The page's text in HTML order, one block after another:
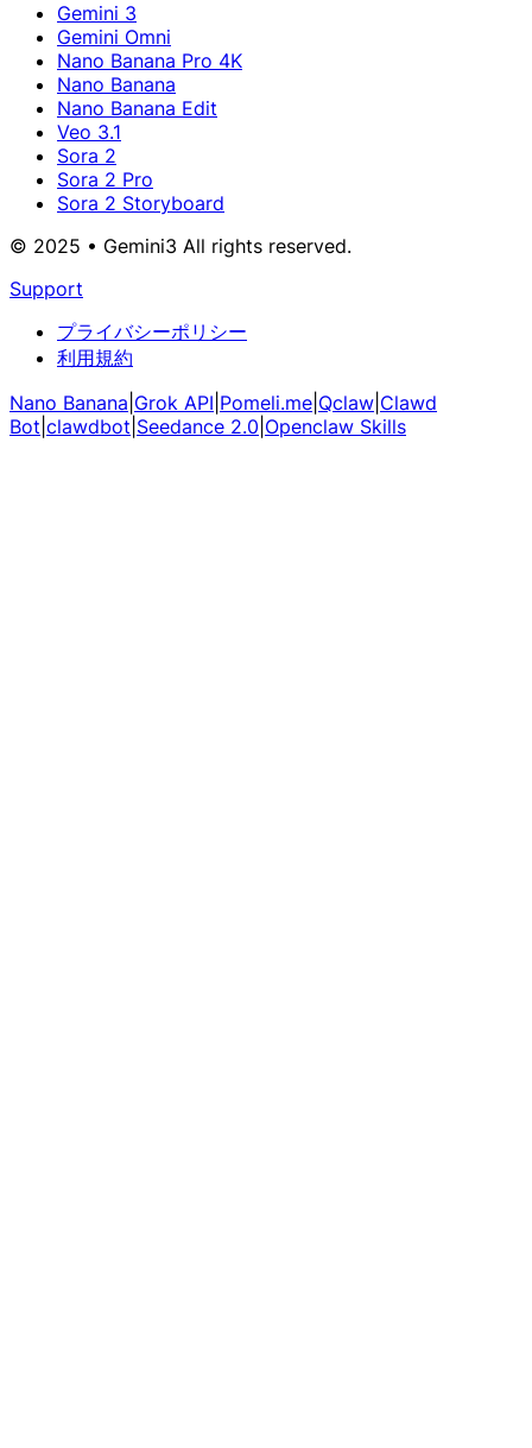
Gemini 3
Gemini Omni
Nano Banana Pro 4K
Nano Banana
Nano Banana Edit
Veo 3.1
Sora 2
Sora 2 Pro
Sora 2 Storyboard
© 2025 • Gemini3 All rights reserved.
Support
プライバシーポリシー
利用規約
Nano Banana Grok API Pomeli.me Qclaw Clawd
Bot clawdbot Seedance 2.0 Openclaw Skills